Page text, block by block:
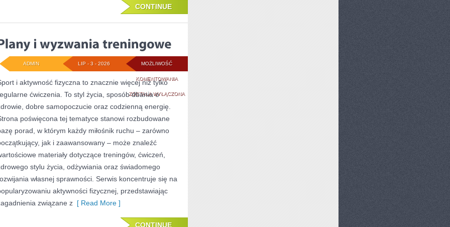
CONTINUE
MOŻLIWOŚĆ
KOMENTOWANIAPLANY
I
WYZWANIA
TRENINGOWE
ZOSTAŁA WYŁĄCZONA
LIP - 3 - 2026
ADMIN
i aktywność fizyczna to znacznie więcej niż tylko
ćwiczenia. To styl życia, sposób dbania o
dobre samopoczucie oraz codzienną energię.
poświęcona tej tematyce stanowi rozbudowane
porad, w którym każdy miłośnik ruchu – zarówno
jak i zaawansowany – może znaleźć
materiały dotyczące treningów, ćwiczeń,
stylu życia, odżywiania oraz świadomego
własnej sprawności. Serwis koncentruje się na
aktywności fizycznej, przedstawiając
związane z [ Read More ]
CONTINUE